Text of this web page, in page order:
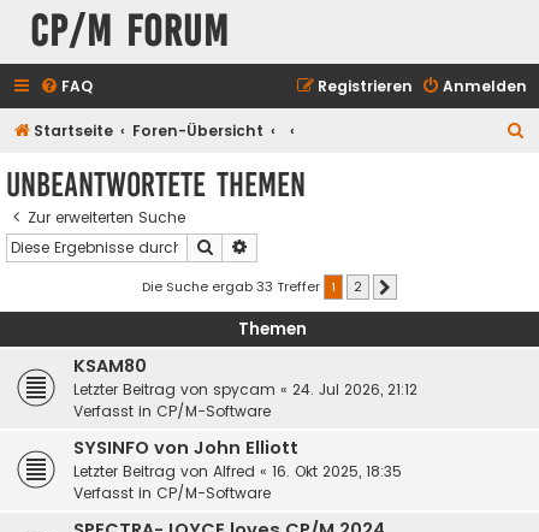
CP/M Forum
FAQ Anmelden
Registrieren
Startseite Foren-Übersicht
Unbeantwortete Themen
Zur erweiterten Suche
Suche
Die Suche ergab 33 Treffer 1 2
Themen
KSAM80
Letzter Beitrag von spycam « 24. Jul 2026, 21:12
Verfasst in CP/M-Software
SYSINFO von John Elliott
Letzter Beitrag von Alfred « 16. Okt 2025, 18:35
Verfasst in CP/M-Software